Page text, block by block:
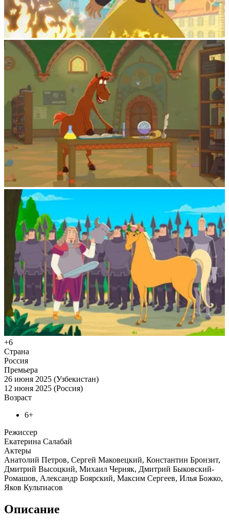
+6
Страна
Россия
Премьера
26 июня 2025 (Узбекистан)
12 июня 2025 (Россия)
Возраст
6+
Режиссер
Екатерина Салабай
Актеры
Анатолий Петров, Сергей Маковецкий, Константин Бронзит,
Дмитрий Высоцкий, Михаил Черняк, Дмитрий Быковский-
Ромашов, Александр Боярский, Максим Сергеев, Илья Божко,
Яков Культиасов
Описание